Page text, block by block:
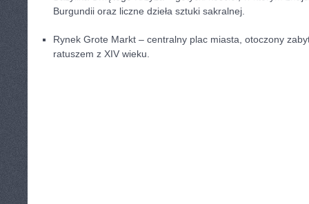
Burgundii oraz liczne dzieła ‍sztuki ⁣sakralnej.
Rynek⁣ Grote Markt – centralny plac miasta, otoczony
ratuszem⁤ z XIV wieku.